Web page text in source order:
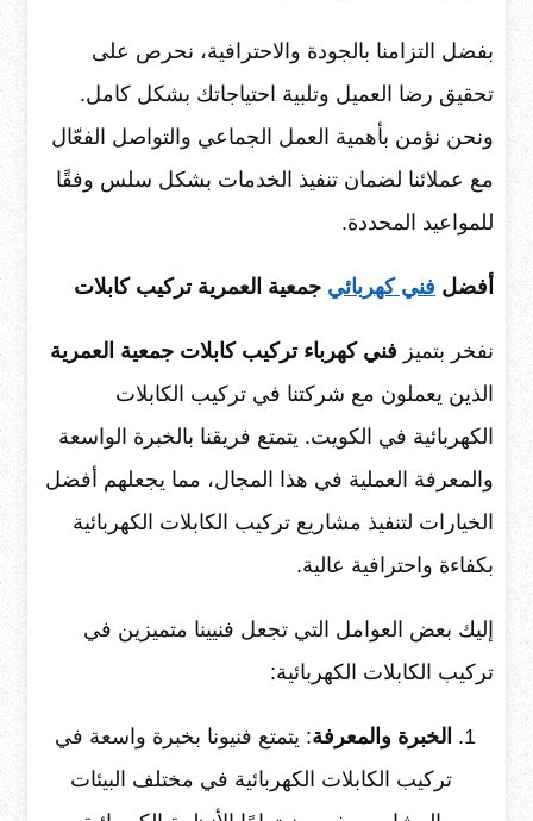
بفضل التزامنا بالجودة والاحترافية، نحرص على
تحقيق رضا العميل وتلبية احتياجاتك بشكل كامل.
ونحن نؤمن بأهمية العمل الجماعي والتواصل الفعّال
مع عملائنا لضمان تنفيذ الخدمات بشكل سلس وفقًا
للمواعيد المحددة.
أفضل فني كهربائي جمعية العمرية تركيب كابلات
نفخر بتميز فني كهرباء تركيب كابلات جمعية العمرية
الذين يعملون مع شركتنا في تركيب الكابلات
الكهربائية في الكويت. يتمتع فريقنا بالخبرة الواسعة
والمعرفة العملية في هذا المجال، مما يجعلهم أفضل
الخيارات لتنفيذ مشاريع تركيب الكابلات الكهربائية
بكفاءة واحترافية عالية.
إليك بعض العوامل التي تجعل فنيينا متميزين في
تركيب الكابلات الكهربائية:
الخبرة والمعرفة: يتمتع فنيونا بخبرة واسعة في
تركيب الكابلات الكهربائية في مختلف البيئات